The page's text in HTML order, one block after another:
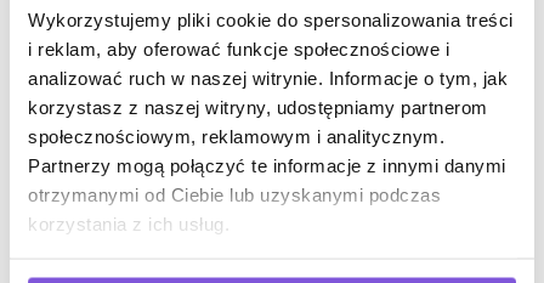
Wykorzystujemy pliki cookie do spersonalizowania treści
i reklam, aby oferować funkcje społecznościowe i
analizować ruch w naszej witrynie. Informacje o tym, jak
korzystasz z naszej witryny, udostępniamy partnerom
społecznościowym, reklamowym i analitycznym.
Partnerzy mogą połączyć te informacje z innymi danymi
otrzymanymi od Ciebie lub uzyskanymi podczas
korzystania z ich usług.
podnosimy nasze kwalifikacje i poznajemy nowe
rozwiązania. Staramy się, by każdaaranżacja
wnętrzbyła niepowtarzalna i w pełni odzwierciedlała
oczekiwania klienta. Wybierając CONSIDO, masz
pewność, że rozpoczniesz współpracę
z profesjonalistami, którzy dołożą wszelkich starań,
by Twoje biuro stało się komfortowym miejscem pracy.
Czekamy na klientów z miasta